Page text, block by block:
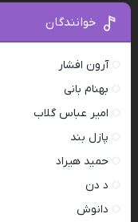
خوانندگان
آرون افشار
بهنام بانی
امیر عباس گلاب
پازل بند
حمید هیراد
د دن
دانوش